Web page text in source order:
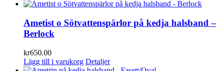
Ametist o Sötvattenspärlor på kedja halsband –
Berlock
kr650.00
Lägg till i varukorg Detaljer